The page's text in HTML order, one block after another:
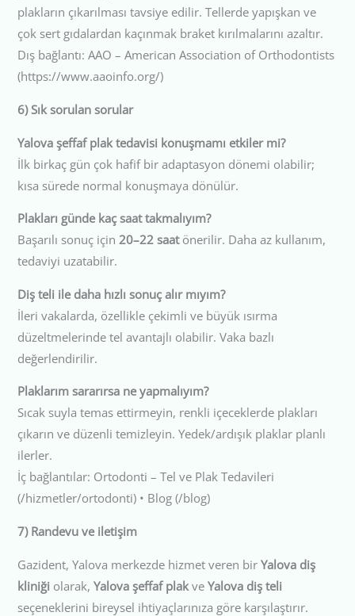
plakların çıkarılması tavsiye edilir. Tellerde yapışkan ve
çok sert gıdalardan kaçınmak braket kırılmalarını azaltır.
Dış bağlantı: AAO – American Association of Orthodontists
(https://www.aaoinfo.org/)
6) Sık sorulan sorular
Yalova şeffaf plak tedavisi konuşmamı etkiler mi?
İlk birkaç gün çok hafif bir adaptasyon dönemi olabilir;
kısa sürede normal konuşmaya dönülür.
Plakları günde kaç saat takmalıyım?
Başarılı sonuç için20–22 saatönerilir. Daha az kullanım,
tedaviyi uzatabilir.
Diş teli ile daha hızlı sonuç alır mıyım?
İleri vakalarda, özellikle çekimli ve büyük ısırma
düzeltmelerinde tel avantajlı olabilir. Vaka bazlı
değerlendirilir.
Plaklarım sararırsa ne yapmalıyım?
Sıcak suyla temas ettirmeyin, renkli içeceklerde plakları
çıkarın ve düzenli temizleyin. Yedek/ardışık plaklar planlı
ilerler.
İç bağlantılar: Ortodonti – Tel ve Plak Tedavileri
(/hizmetler/ortodonti) • Blog (/blog)
7) Randevu ve iletişim
Gazident, Yalova merkezde hizmet veren birYalova diş
kliniği olarak,Yalova şeffaf plak veYalova diş teli
seçeneklerini bireysel ihtiyaçlarınıza göre karşılaştırır.